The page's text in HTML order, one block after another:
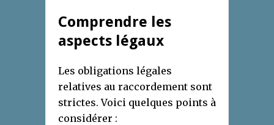
Comprendre les
aspects légaux
Les obligations légales
relatives au raccordement sont
strictes. Voici quelques points à
considérer :